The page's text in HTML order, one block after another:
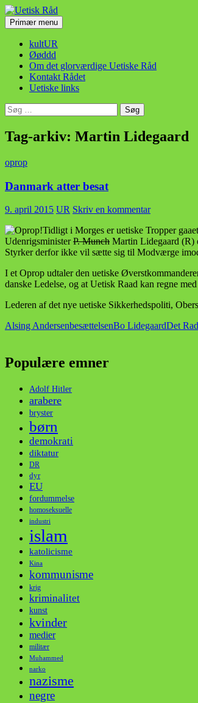
Hop
til
indhold
Uetisk Råd
SøgPrimær menu
kultUR
Øøddd
Om det glorværdige Uetiske Råd
Kontakt Rådet
Uetiske links
Søg
efter:
Tag-arkiv: Martin Lidegaard
oprop
Danmark atter besat
9. april 2015 UR Skriv en kommentar
Tidligt i Morges er uetiske Tropper
UdenrigsministerP. Munch Martin Lidegaard (R)
Styrker derfor ikke vil sætte sig til Modværge
I et Oprop udtaler den uetiske
danske Ledelse, og at Uetisk Raad kan regne
Lederen af det nye uetiske Sikkerhedspoliti,
Alsing AndersenbesættelsenBo LidegaardDet
Populære emner
Adolf Hitler
arabere
bryster
børn
demokrati
diktatur
DR
dyr
EU
fordummelse
homoseksuelle
industri
islam
katolicisme
Kina
kommunisme
krig
kriminalitet
kunst
kvinder
medier
militær
Muhammed
narko
nazisme
negre